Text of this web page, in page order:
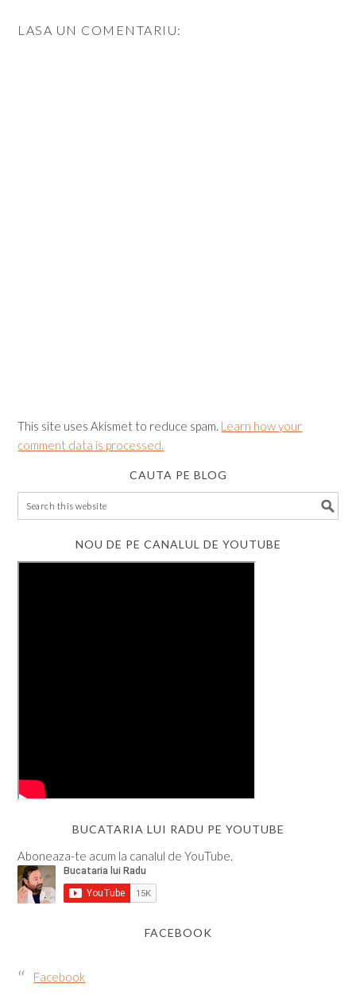
LASA UN COMENTARIU:
This site uses Akismet to reduce spam. Learn how your
comment data is processed.
CAUTA PE BLOG
NOU DE PE CANALUL DE YOUTUBE
BUCATARIA LUI RADU PE YOUTUBE
Aboneaza-te acum la canalul de YouTube.
FACEBOOK
Facebook